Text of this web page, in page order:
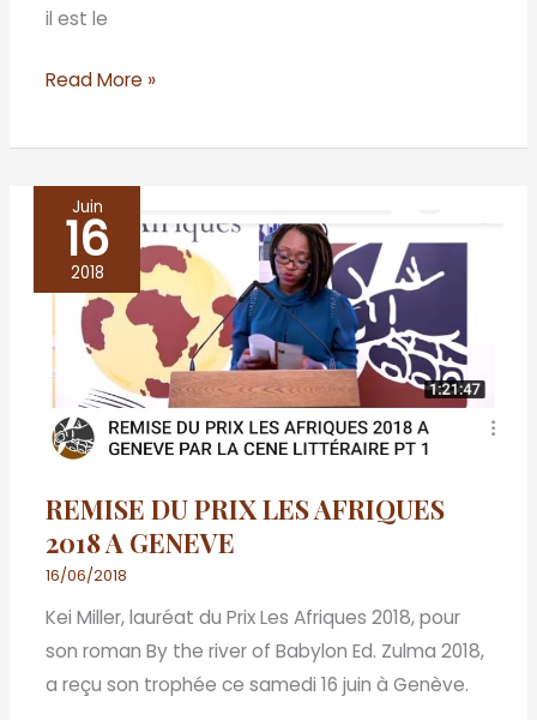
il est le
Read More »
Juin
16
2018
REMISE DU PRIX LES AFRIQUES
2018 A GENEVE
16/06/2018
Kei Miller, lauréat du Prix Les Afriques 2018, pour
son roman By the river of Babylon Ed. Zulma 2018,
a reçu son trophée ce samedi 16 juin à Genève.
REMISE
PRIX
LES
AFRIQUES
2018
A